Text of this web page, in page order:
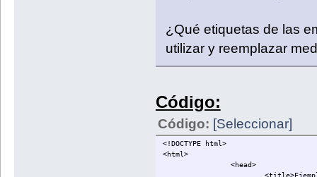
¿Qué etiquetas de las
utilizar y reemplazar
Código:
Código: [Seleccionar]
<!DOCTYPE html>
<html>
<head>